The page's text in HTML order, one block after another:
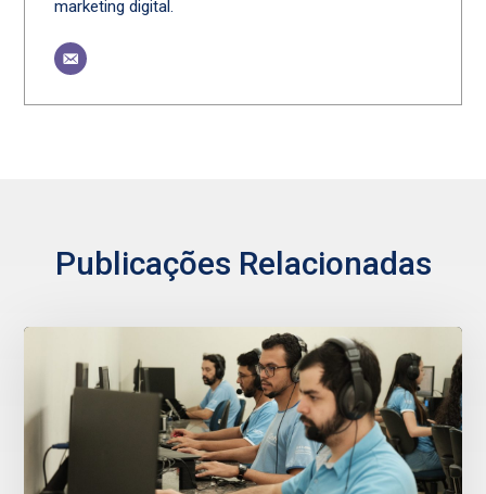
marketing digital.
Publicações Relacionadas